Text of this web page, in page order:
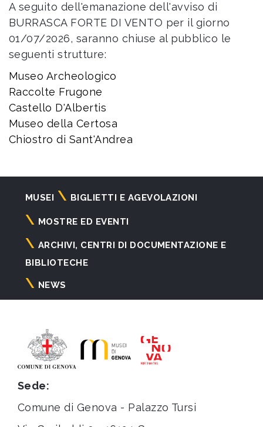
A seguito dell'emanazione dell'avviso di
BURRASCA FORTE DI VENTO per il giorno
01/07/2026, saranno chiuse al pubblico le
seguenti strutture:
Museo Archeologico
Raccolte Frugone
Castello D'Albertis
Museo della Certosa
Chiostro di Sant'Andrea
Navigazione
principale
MUSEI BIGLIETTI E AGEVOLAZIONI
MOSTRE ED EVENTI
ARCHIVI, CENTRI DI DOCUMENTAZIONE E
BIBLIOTECHE
NEWS
Sede:
Comune di Genova - Palazzo Tursi